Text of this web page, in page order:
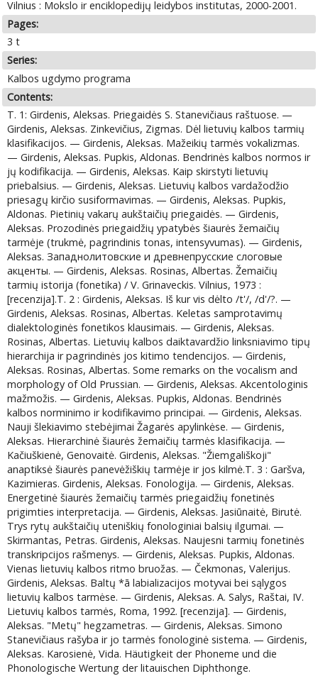
Vilnius : Mokslo ir enciklopedijų leidybos institutas, 2000-2001.
Pages:
3 t
Series:
Kalbos ugdymo programa
Contents:
T. 1: Girdenis, Aleksas. Priegaidės S. Stanevičiaus raštuose. —
Girdenis, Aleksas. Zinkevičius, Zigmas. Dėl lietuvių kalbos tarmių
klasifikacijos. — Girdenis, Aleksas. Mažeikių tarmės vokalizmas.
— Girdenis, Aleksas. Pupkis, Aldonas. Bendrinės kalbos normos ir
jų kodifikacija. — Girdenis, Aleksas. Kaip skirstyti lietuvių
priebalsius. — Girdenis, Aleksas. Lietuvių kalbos vardažodžio
priesagų kirčio susiformavimas. — Girdenis, Aleksas. Pupkis,
Aldonas. Pietinių vakarų aukštaičių priegaidės. — Girdenis,
Aleksas. Prozodinės priegaidžių ypatybės šiaurės žemaičių
tarmėje (trukmė, pagrindinis tonas, intensyvumas). — Girdenis,
Aleksas. Западнолитовские и древнепрусские слоговые
акценты. — Girdenis, Aleksas. Rosinas, Albertas. Žemaičių
tarmių istorija (fonetika) / V. Grinaveckis. Vilnius, 1973 :
[recenzija].T. 2 : Girdenis, Aleksas. Iš kur vis dėlto /t'/, /d'/?. —
Girdenis, Aleksas. Rosinas, Albertas. Keletas samprotavimų
dialektologinės fonetikos klausimais. — Girdenis, Aleksas.
Rosinas, Albertas. Lietuvių kalbos daiktavardžio linksniavimo tipų
hierarchija ir pagrindinės jos kitimo tendencijos. — Girdenis,
Aleksas. Rosinas, Albertas. Some remarks on the vocalism and
morphology of Old Prussian. — Girdenis, Aleksas. Akcentologinis
mažmožis. — Girdenis, Aleksas. Pupkis, Aldonas. Bendrinės
kalbos norminimo ir kodifikavimo principai. — Girdenis, Aleksas.
Nauji šlekiavimo stebėjimai Žagarės apylinkėse. — Girdenis,
Aleksas. Hierarchinė šiaurės žemaičių tarmės klasifikacija. —
Kačiuškienė, Genovaitė. Girdenis, Aleksas. "Žiemgališkoji"
anaptiksė šiaurės panevėžiškių tarmėje ir jos kilmė.T. 3 : Garšva,
Kazimieras. Girdenis, Aleksas. Fonologija. — Girdenis, Aleksas.
Energetinė šiaurės žemaičių tarmės priegaidžių fonetinės
prigimties interpretacija. — Girdenis, Aleksas. Jasiūnaitė, Birutė.
Trys rytų aukštaičių uteniškių fonologiniai balsių ilgumai. —
Skirmantas, Petras. Girdenis, Aleksas. Naujesni tarmių fonetinės
transkripcijos rašmenys. — Girdenis, Aleksas. Pupkis, Aldonas.
Vienas lietuvių kalbos ritmo bruožas. — Čekmonas, Valerijus.
Girdenis, Aleksas. Baltų *ā labializacijos motyvai bei sąlygos
lietuvių kalbos tarmėse. — Girdenis, Aleksas. A. Salys, Raštai, IV.
Lietuvių kalbos tarmės, Roma, 1992. [recenzija]. — Girdenis,
Aleksas. "Metų" hegzametras. — Girdenis, Aleksas. Simono
Stanevičiaus rašyba ir jo tarmės fonologinė sistema. — Girdenis,
Aleksas. Karosienė, Vida. Häutigkeit der Phoneme und die
Phonologische Wertung der litauischen Diphthonge.